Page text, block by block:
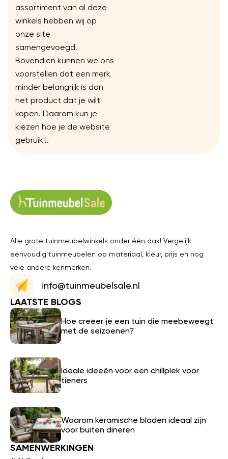
assortiment van al deze
winkels hebben wij op
onze site
samengevoegd.
Bovendien kunnen we ons
voorstellen dat een merk
minder belangrijk is dan
het product dat je wilt
kopen. Daarom kun je
kiezen hoe je de website
gebruikt.
Alle grote tuinmeubelwinkels onder één dak! Vergelijk
eenvoudig tuinmeubelen op materiaal, kleur, prijs en nog
vele andere kenmerken.
info@tuinmeubelsale.nl
LAATSTE BLOGS
Hoe creëer je een tuin die meebeweegt
met de seizoenen?
Ideale ideeën voor een chillplek voor
tieners
Waarom keramische bladen ideaal zijn
voor buiten dineren
SAMENWERKINGEN